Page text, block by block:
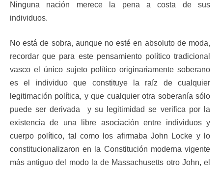
Ninguna nación merece la pena a costa de sus
individuos.
No está de sobra, aunque no esté en absoluto de moda,
recordar que para este pensamiento político tradicional
vasco el único sujeto político originariamente soberano
es el individuo que constituye la raíz de cualquier
legitimación política, y que cualquier otra soberanía sólo
puede ser derivada y su legitimidad se verifica por la
existencia de una libre asociación entre individuos y
cuerpo político, tal como los afirmaba John Locke y lo
constitucionalizaron en la Constitución moderna vigente
más antiguo del modo la de Massachusetts otro John, el